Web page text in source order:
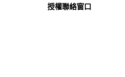
授權聯絡窗口